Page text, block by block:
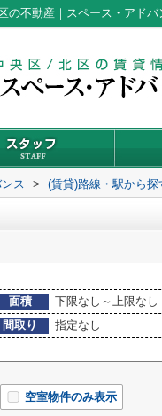
の不動産｜スペース・アドバ
ス > (賃貸)路線・駅から探
面積
下限なし～上限なし
間取り
指定なし
空室物件のみ表示